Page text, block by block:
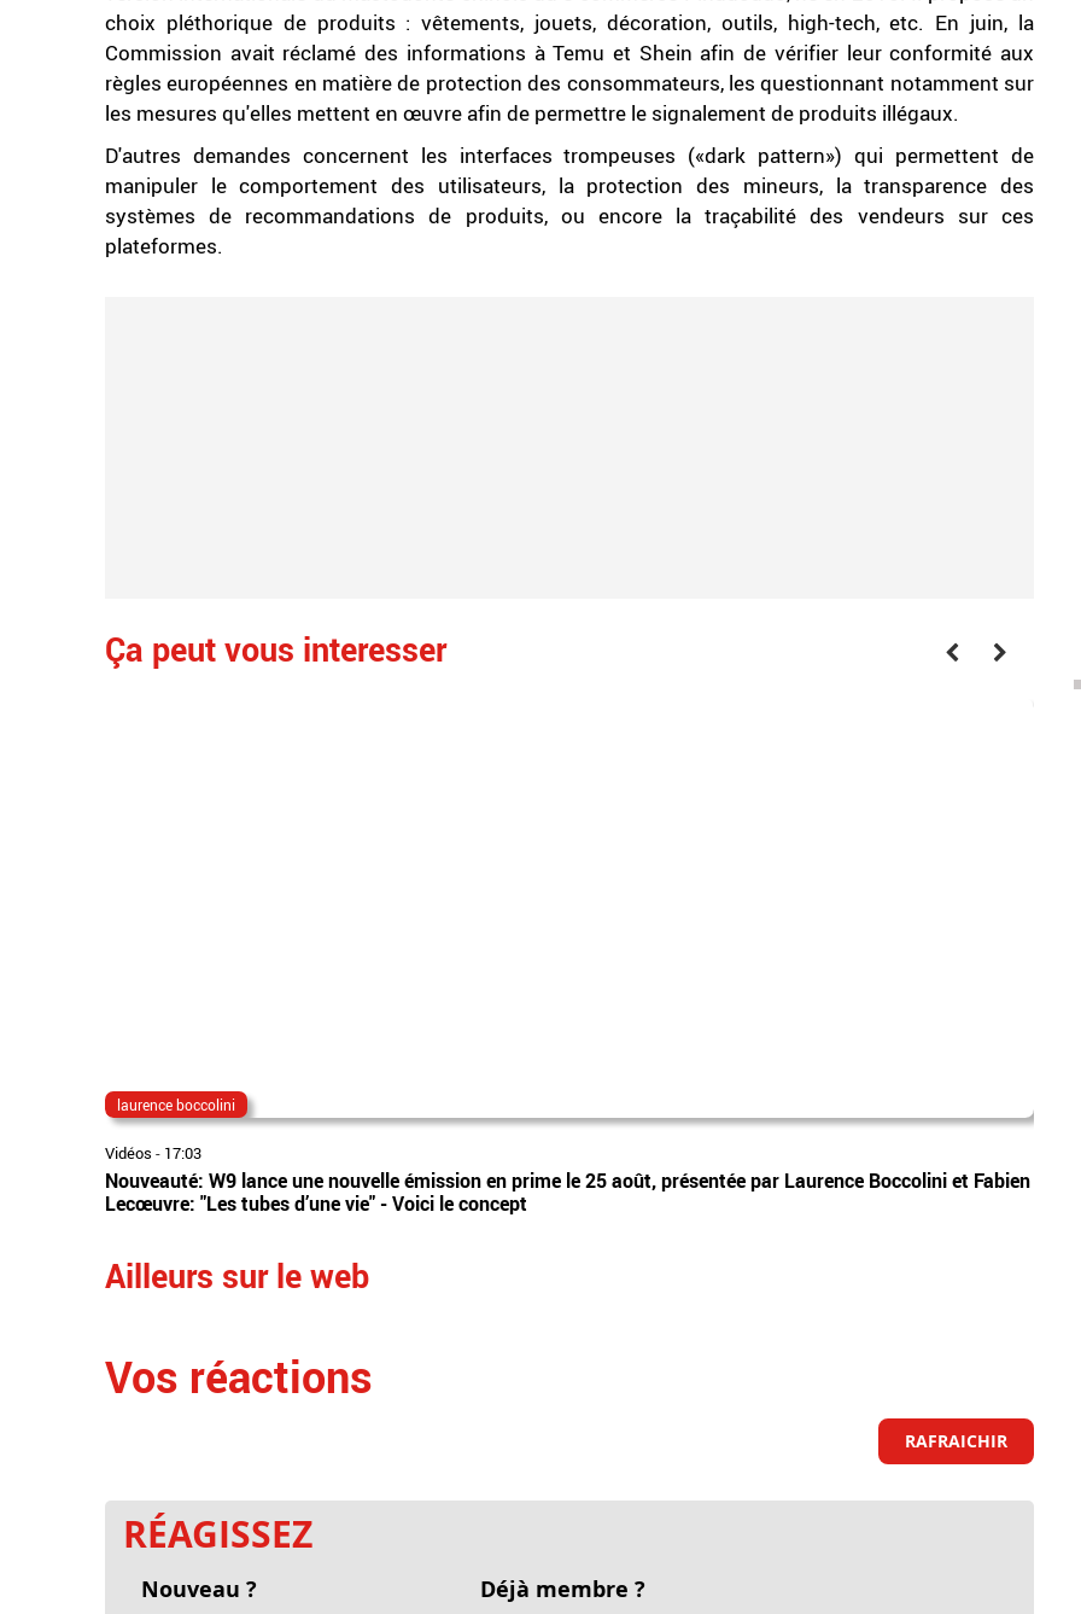
choix pléthorique de produits : vêtements, jouets, décoration, outils, high-tech, etc. En juin, la
Commission avait réclamé des informations à Temu et Shein afin de vérifier leur conformité aux
règles européennes en matière de protection des consommateurs, les questionnant notamment sur
les mesures qu'elles mettent en œuvre afin de permettre le signalement de produits illégaux.
D'autres demandes concernent les interfaces trompeuses («dark pattern») qui permettent de
manipuler le comportement des utilisateurs, la protection des mineurs, la transparence des
systèmes de recommandations de produits, ou encore la traçabilité des vendeurs sur ces
plateformes.
Ça peut vous interesser
laurence boccolini
Vidéos - 17:03
Nouveauté: W9 lance une nouvelle émission en prime le 25 août, présentée par Laurence Boccolini et Fabien
Lecœuvre: "Les tubes d’une vie" - Voici le concept
Ailleurs sur le web
Vos réactions
RAFRAICHIR
RÉAGISSEZ
Nouveau ? Déjà membre ?